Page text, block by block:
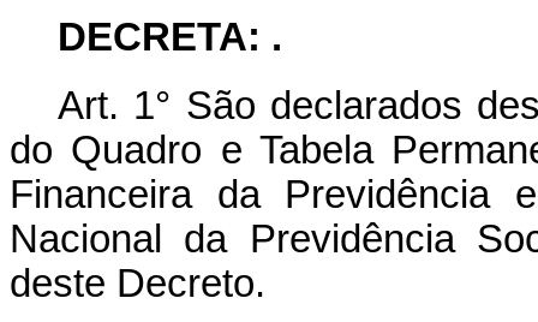
DECRETA: .
Art. 1° São declarados
do Quadro e Tabela
Financeira da Previdência
Nacional da Previdência
deste Decreto.